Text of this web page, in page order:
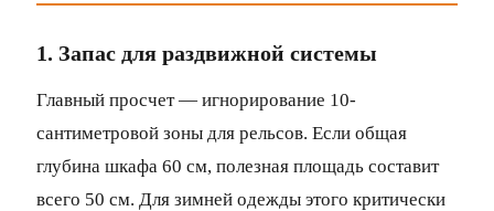
1. Запас для раздвижной системы
Главный просчет — игнорирование 10-
сантиметровой зоны для рельсов. Если общая
глубина шкафа 60 см, полезная площадь составит
всего 50 см. Для зимней одежды этого критически